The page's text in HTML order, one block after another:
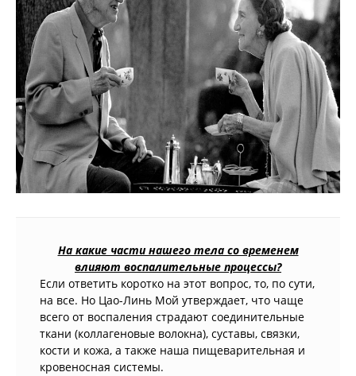
На какие части нашего тела со временем
влияют воспалительные процессы?
Если ответить коротко на этот вопрос, то, по сути,
на все. Но Цао-Линь Мой утверждает, что чаще
всего от воспаления страдают соединительные
ткани (коллагеновые волокна), суставы, связки,
кости и кожа, а также наша пищеварительная и
кровеносная системы.